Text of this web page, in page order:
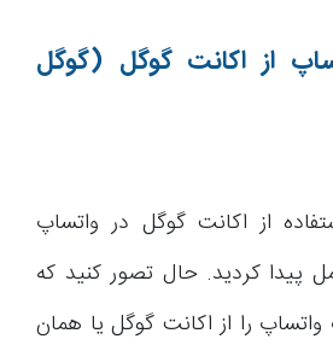
از اکانت گوگل (گوگل
از اکانت گوگل در واتساپ
پیدا کردید. حال تصور کنید که
را از اکانت گوگل یا همان